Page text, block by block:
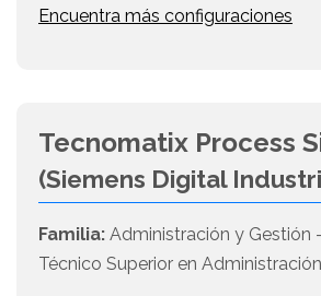
Encuentra más configuraciones
Tecnomatix Process
(Siemens Digital
Familia: Administración y Gestión -
Técnico Superior en